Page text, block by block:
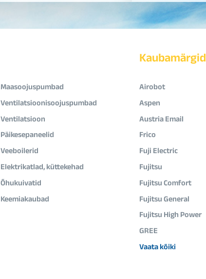
Maasoojuspumbad
Ventilatsioonisoojuspumbad
Ventilatsioon
Päikesepaneelid
Veeboilerid
Elektrikatlad, küttekehad
Õhukuivatid
Keemiakaubad
Kaubamärgid
Airobot
Aspen
Austria Email
Frico
Fuji Electric
Fujitsu
Fujitsu Comfort
Fujitsu General
Fujitsu High Power
GREE
Vaata kõiki